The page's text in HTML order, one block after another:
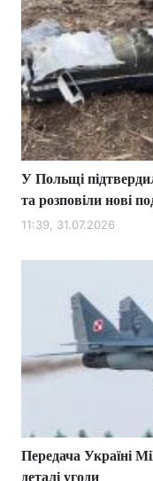
У Польщі
та розповіли нові
11:39, 31.07.2026
Передача Україні
деталі угоди